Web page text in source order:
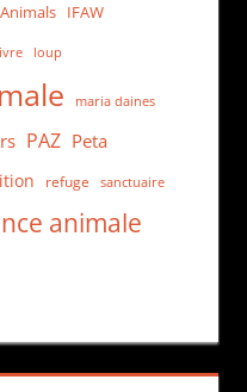
IFAW
loup
maria daines
PAZ Peta
refuge sanctuaire
animale